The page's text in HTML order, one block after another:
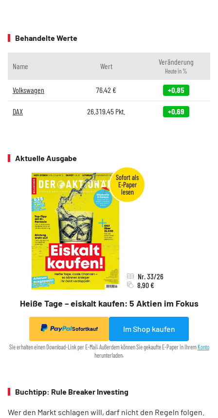
Behandelte Werte
Name Wert Veränderung
Heute in %
Volkswagen 76,42 € +0,85
DAX 26.319,45 Pkt. +0,69
Aktuelle Ausgabe
Heiße Tage – eiskalt kaufen: 5 Aktien im Fokus
Nr. 33/26
8,90 €
Sofortkauf Im Shop kaufen
Sie erhalten einen Download-Link per E-Mail. Außerdem können Sie gekaufte E-Paper in IhremKonto
herunterladen.
Buchtipp: Rule Breaker Investing
Wer den Markt schlagen will, darf nicht den Regeln folgen.